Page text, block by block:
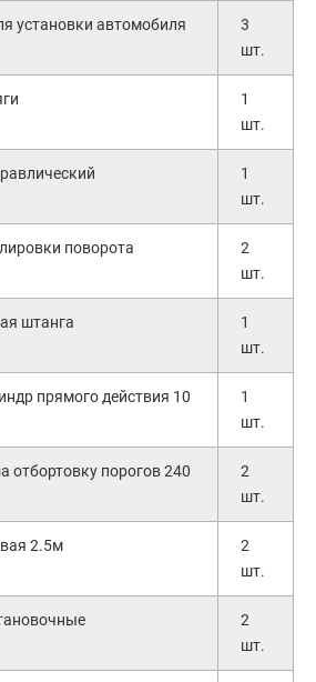
установки автомобиля
3
шт.
1
шт.
1
шт.
поворота
2
шт.
штанга
1
шт.
прямого действия 10
1
шт.
отбортовку порогов 240
2
шт.
2.5м
2
шт.
2
шт.